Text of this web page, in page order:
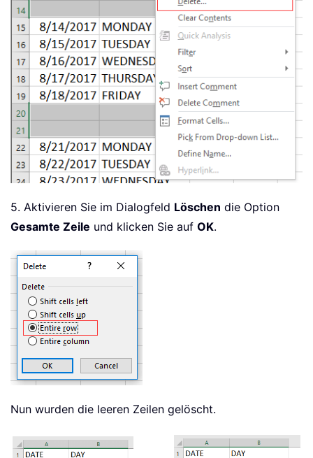
5. Aktivieren Sie im Dialogfeld Löschen die Option
Gesamte Zeile und klicken Sie auf OK.
Nun wurden die leeren Zeilen gelöscht.